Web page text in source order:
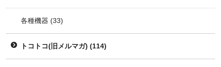
各種機器 (33)
トコトコ(旧メルマガ) (114)